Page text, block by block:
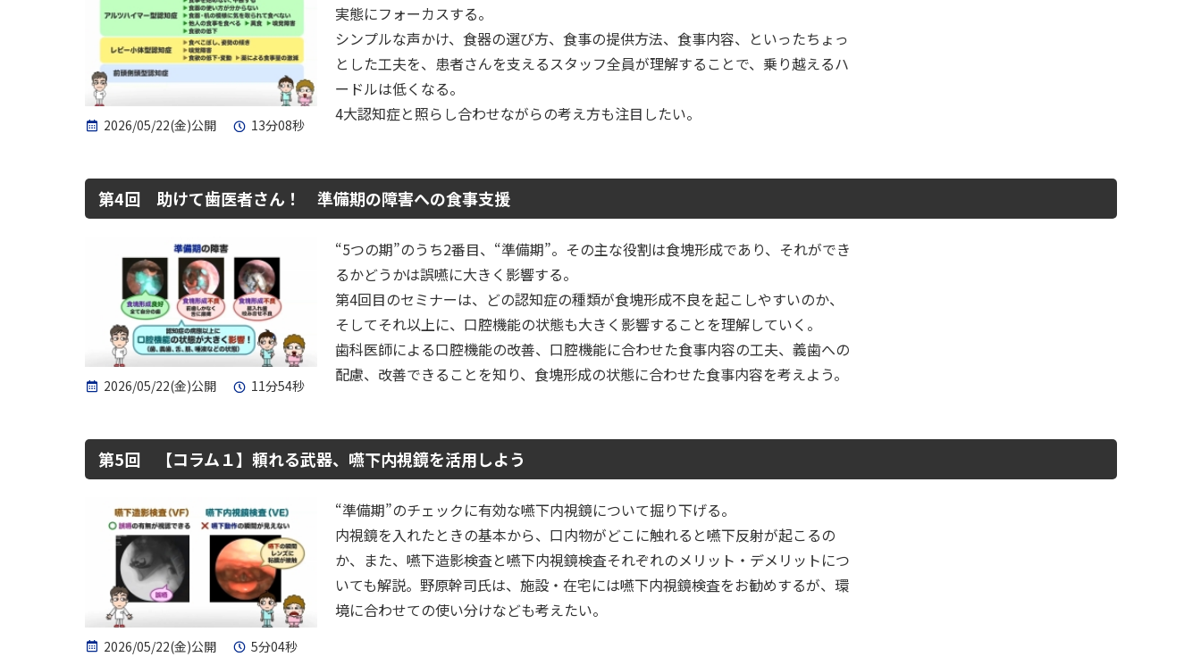
2026/05/22(金)公開 13分08秒
実態にフォーカスする。
シンプルな声かけ、食器の選び方、食事の提供方法、食事内容、といったちょっ
とした工夫を、患者さんを支えるスタッフ全員が理解することで、乗り越えるハ
ードルは低くなる。
4大認知症と照らし合わせながらの考え方も注目したい。
第4回 助けて歯医者さん！ 準備期の障害への食事支援
2026/05/22(金)公開 11分54秒
“5つの期”のうち2番目、“準備期”。その主な役割は食塊形成であり、それができ
るかどうかは誤嚥に大きく影響する。
第4回目のセミナーは、どの認知症の種類が食塊形成不良を起こしやすいのか、
そしてそれ以上に、口腔機能の状態も大きく影響することを理解していく。
歯科医師による口腔機能の改善、口腔機能に合わせた食事内容の工夫、義歯への
配慮、改善できることを知り、食塊形成の状態に合わせた食事内容を考えよう。
第5回 【コラム１】頼れる武器、嚥下内視鏡を活用しよう
2026/05/22(金)公開 5分04秒
“準備期”のチェックに有効な嚥下内視鏡について掘り下げる。
内視鏡を入れたときの基本から、口内物がどこに触れると嚥下反射が起こるの
か、また、嚥下造影検査と嚥下内視鏡検査それぞれのメリット・デメリットにつ
いても解説。野原幹司氏は、施設・在宅には嚥下内視鏡検査をお勧めするが、環
境に合わせての使い分けなども考えたい。